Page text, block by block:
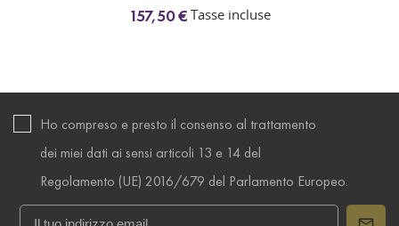
157,50 €Tasse incluse
Ho compreso e presto il consenso al trattamento
dei miei dati ai sensi articoli 13 e 14 del
Regolamento (UE) 2016/679 del Parlamento Europeo.